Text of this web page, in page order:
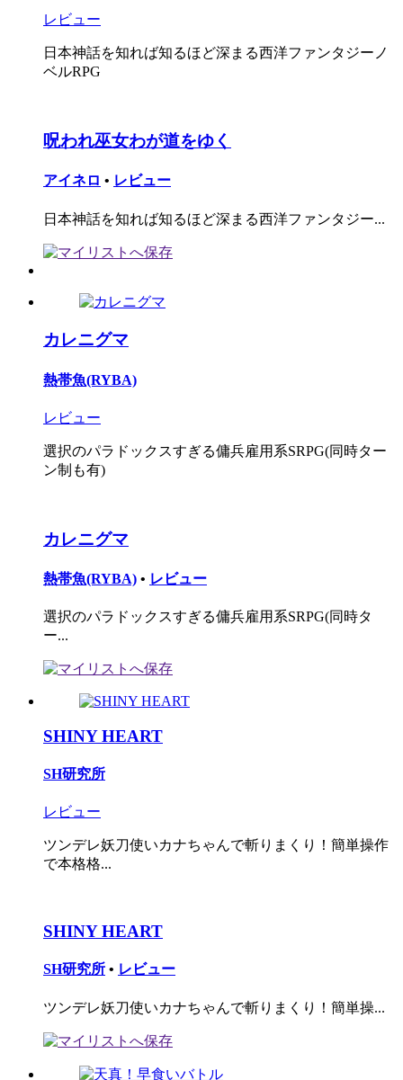
レビュー
日本神話を知れば知るほど深まる西洋ファンタジーノ
ベルRPG
呪われ巫女わが道をゆく
アイネロ • レビュー
日本神話を知れば知るほど深まる西洋ファンタジー...
カレニグマ
熱帯魚(RYBA)
レビュー
選択のパラドックスすぎる傭兵雇用系SRPG(同時ター
ン制も有)
カレニグマ
熱帯魚(RYBA) • レビュー
選択のパラドックスすぎる傭兵雇用系SRPG(同時タ
ー...
SHINY HEART
SH研究所
レビュー
ツンデレ妖刀使いカナちゃんで斬りまくり！簡単操作
で本格格...
SHINY HEART
SH研究所 • レビュー
ツンデレ妖刀使いカナちゃんで斬りまくり！簡単操...